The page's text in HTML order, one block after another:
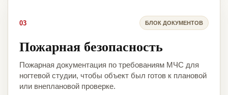
03 БЛОК ДОКУМЕНТОВ
Пожарная безопасность
Пожарная документация по требованиям МЧС для
ногтевой студии, чтобы объект был готов к плановой
или внеплановой проверке.